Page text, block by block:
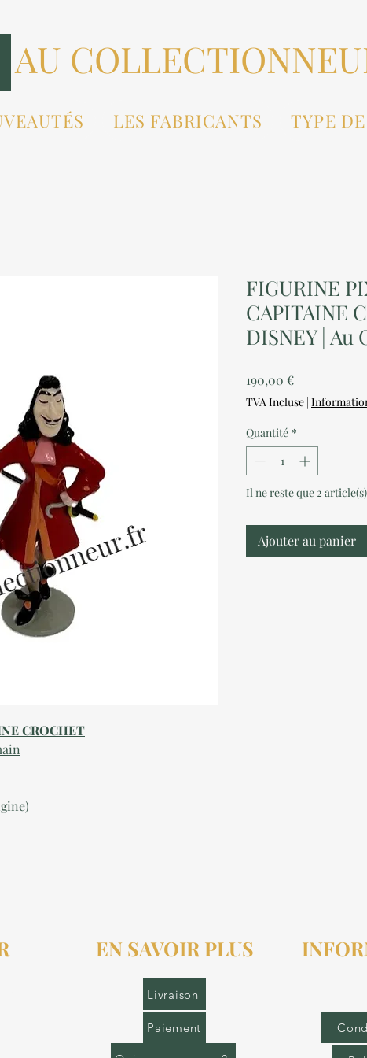
AU
LES FABRICANTS TYPE
CROCHET
FIGURINE
CAPITAINE
DISNEY |
190,00 €Prix
TVA Incluse |
Quantité *
Il ne reste que 2
Ajouter au panier
EN SAVOIR PLUS
Livraison
Paiement